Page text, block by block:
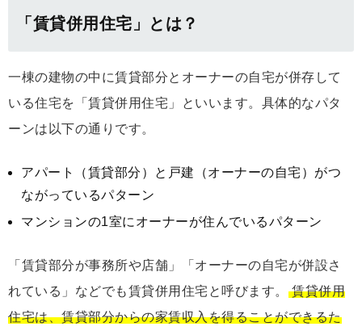
「賃貸併用住宅」とは？
一棟の建物の中に賃貸部分とオーナーの自宅が併存して
いる住宅を「賃貸併用住宅」といいます。具体的なパタ
ーンは以下の通りです。
アパート（賃貸部分）と戸建（オーナーの自宅）がつ
ながっているパターン
マンションの1室にオーナーが住んでいるパターン
「賃貸部分が事務所や店舗」「オーナーの自宅が併設さ
れている」などでも賃貸併用住宅と呼びます。 賃貸併用
住宅は、賃貸部分からの家賃収入を得ることができるた